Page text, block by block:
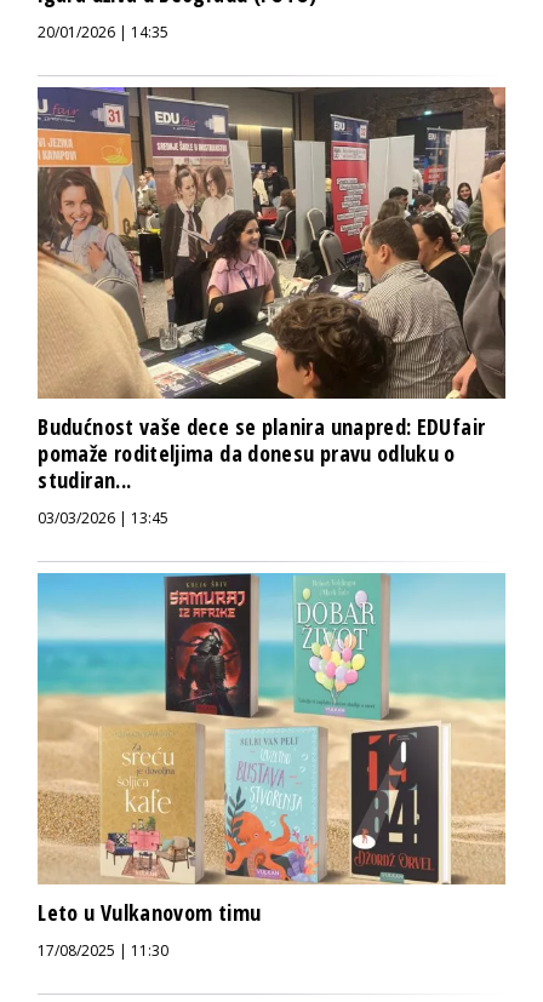
20/01/2026 | 14:35
Budućnost vaše dece se planira unapred: EDUfair
pomaže roditeljima da donesu pravu odluku o
studiran...
03/03/2026 | 13:45
Leto u Vulkanovom timu
17/08/2025 | 11:30